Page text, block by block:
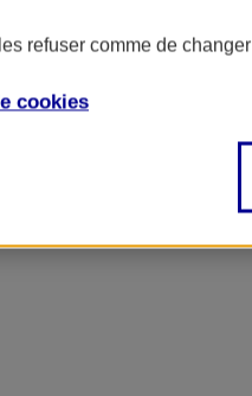
refuser comme de
cookies